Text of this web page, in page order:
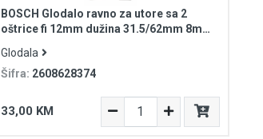
BOSCH Glodalo ravno za utore sa 2
oštrice fi 12mm dužina 31.5/62mm 8mm
Glodala
Šifra: 2608628374
33,00 KM